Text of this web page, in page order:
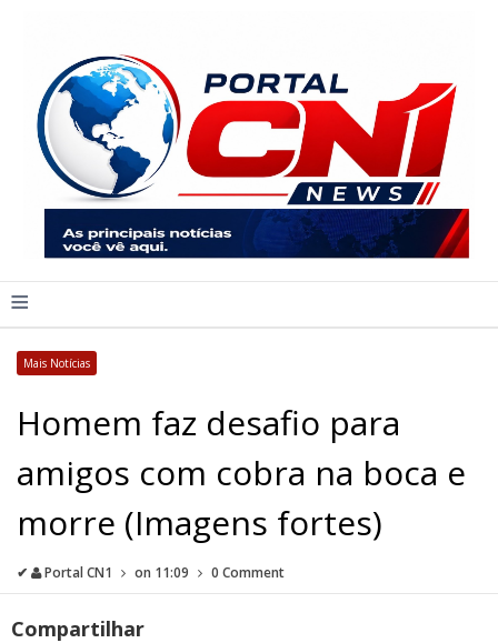
≡
Mais Notícias
Homem faz desafio para
amigos com cobra na boca e
morre (Imagens fortes)
✔ Portal CN1 on 11:09 0 Comment
Compartilhar